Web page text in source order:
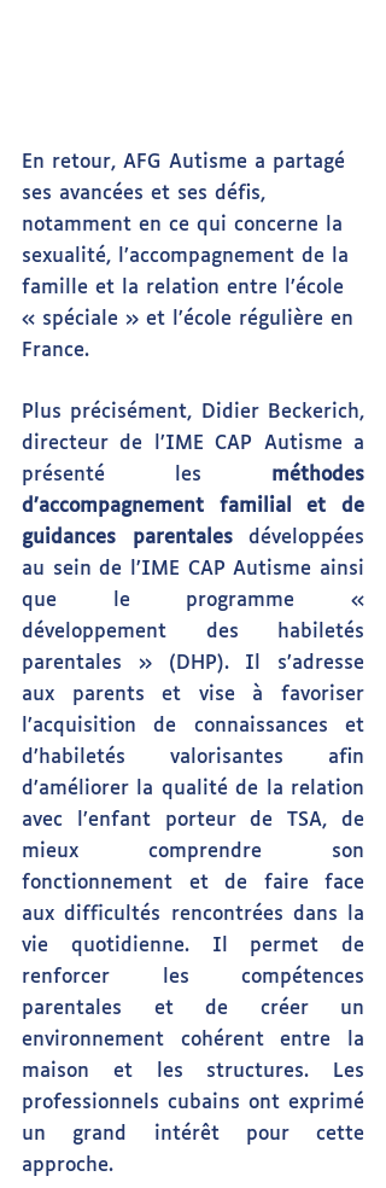
En retour, AFG Autisme a partagé
ses avancées et ses défis,
notamment en ce qui concerne la
sexualité, l’accompagnement de la
famille et la relation entre l’école
« spéciale » et l’école régulière en
France.
Plus précisément, Didier Beckerich,
directeur de l’IME CAP Autisme a
présenté les méthodes
d’accompagnement familial et de
guidances parentales développées
au sein de l’IME CAP Autisme ainsi
que le programme «
développement des habiletés
parentales » (DHP). Il s’adresse
aux parents et vise à favoriser
l’acquisition de connaissances et
d’habiletés valorisantes afin
d’améliorer la qualité de la relation
avec l’enfant porteur de TSA, de
mieux comprendre son
fonctionnement et de faire face
aux difficultés rencontrées dans la
vie quotidienne. Il permet de
renforcer les compétences
parentales et de créer un
environnement cohérent entre la
maison et les structures. Les
professionnels cubains ont exprimé
un grand intérêt pour cette
approche.